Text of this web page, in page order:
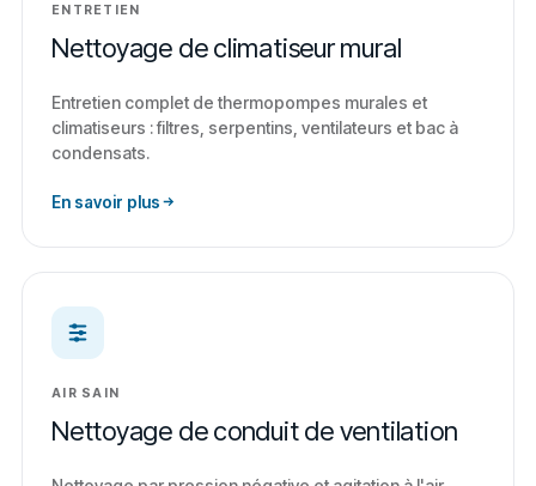
ENTRETIEN
Nettoyage de climatiseur mural
Entretien complet de thermopompes murales et
climatiseurs : filtres, serpentins, ventilateurs et bac à
condensats.
En savoir plus
AIR SAIN
Nettoyage de conduit de ventilation